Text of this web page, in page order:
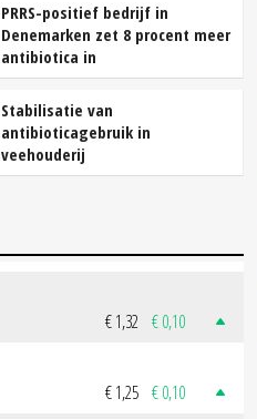
PRRS-positief bedrijf in
Denemarken zet 8 procent meer
antibiotica in
Stabilisatie van
antibioticagebruik in
veehouderij
€ 1,32 € 0,10
€ 1,25 € 0,10